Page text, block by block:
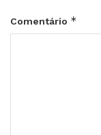
Comentário *